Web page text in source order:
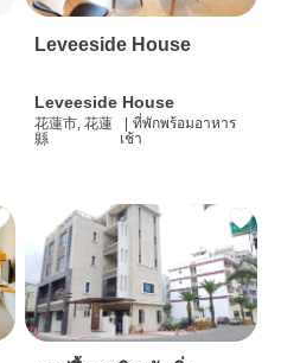
Leveeside House
Leveeside House
花蓮市, 花蓮
縣
ที่พักพร้อมอาหาร
เช้า